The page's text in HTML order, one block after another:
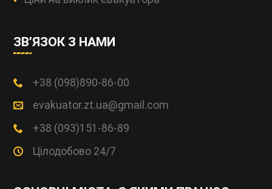
ЗВ’ЯЗОК З НАМИ
+38 (098)890-86-00
evakuator.zt.ua@gmail.com
+38 (093)151-86-89
Цілодобово 24/7